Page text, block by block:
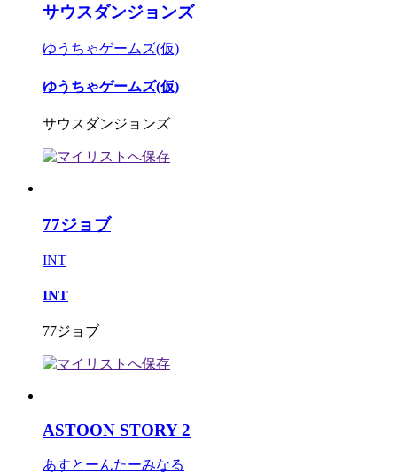
サウスダンジョンズ
ゆうちゃゲームズ(仮)
ゆうちゃゲームズ(仮)
サウスダンジョンズ
77ジョブ
INT
INT
77ジョブ
ASTOON STORY 2
あすとーんたーみなる